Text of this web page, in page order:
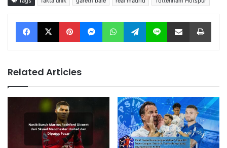
Facebook X Pinterest Messenger WhatsApp Telegram Line Share via Email
Related Articles